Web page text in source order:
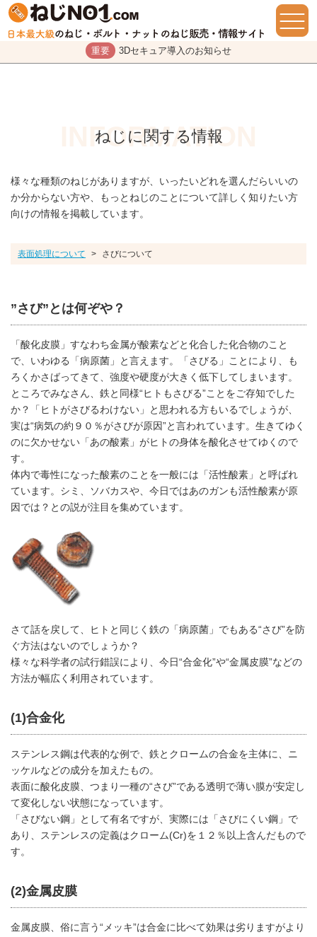
重要 3Dセキュア導入のお知らせ
ねじに関する情報
様々な種類のねじがありますが、いったいどれを選んだらいいの
か分からない方や、もっとねじのことについて詳しく知りたい方
向けの情報を掲載しています。
表面処理について > さびについて
”さび”とは何ぞや？
「酸化皮膜」すなわち金属が酸素などと化合した化合物のこと
で、いわゆる「病原菌」と言えます。「さびる」ことにより、も
ろくかさばってきて、強度や硬度が大きく低下してしまいます。
ところでみなさん、鉄と同様“ヒトもさびる”ことをご存知でした
か？「ヒトがさびるわけない」と思われる方もいるでしょうが、
実は“病気の約９０％がさびが原因”と言われています。生きてゆく
のに欠かせない「あの酸素」がヒトの身体を酸化させてゆくので
す。
体内で毒性になった酸素のことを一般には「活性酸素」と呼ばれ
ています。シミ、ソバカスや、今日ではあのガンも活性酸素が原
因では？との説が注目を集めています。
さて話を戻して、ヒトと同じく鉄の「病原菌」でもある“さび”を防
ぐ方法はないのでしょうか？
様々な科学者の試行錯誤により、今日“合金化”や“金属皮膜”などの
方法が幅広く利用されています。
(1)合金化
ステンレス鋼は代表的な例で、鉄とクロームの合金を主体に、ニ
ッケルなどの成分を加えたもの。
表面に酸化皮膜、つまり一種の“さび”である透明で薄い膜が安定し
て変化しない状態になっています。
「さびない鋼」として有名ですが、実際には「さびにくい鋼」で
あり、ステンレスの定義はクローム(Cr)を１２％以上含んだもので
す。
(2)金属皮膜
金属皮膜、俗に言う“メッキ”は合金に比べて効果は劣りますがより